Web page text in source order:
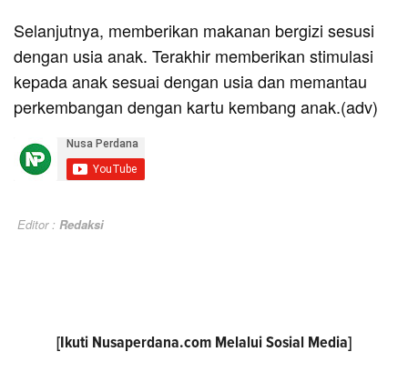
Selanjutnya, memberikan makanan bergizi sesusi
dengan usia anak. Terakhir memberikan stimulasi
kepada anak sesuai dengan usia dan memantau
perkembangan dengan kartu kembang anak.(adv)
Editor : Redaksi
[Ikuti Nusaperdana.com Melalui Sosial Media]